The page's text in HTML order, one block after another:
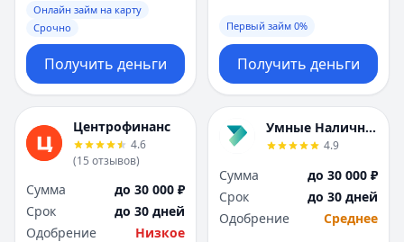
Онлайн займ на карту
Срочно
Получить деньги
Первый займ 0%
Получить деньги
Центрофинанс
4.6
(15 отзывов)
Сумма
до 30 000 ₽
Срок
до 30 дней
Одобрение
Низкое
Умные Наличные
4.9
Сумма
до 30 000 ₽
Срок
до 30 дней
Одобрение
Среднее